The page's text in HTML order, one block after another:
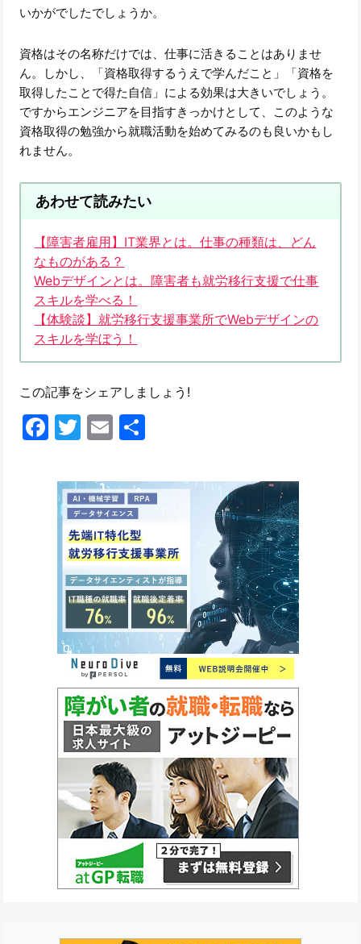
いかがでしたでしょうか。
資格はその名称だけでは、仕事に活きることはありませ
ん。しかし、「資格取得するうえで学んだこと」「資格を
取得したことで得た自信」による効果は大きいでしょう。
ですからエンジニアを目指すきっかけとして、このような
資格取得の勉強から就職活動を始めてみるのも良いかもし
れません。
あわせて読みたい
【障害者雇用】IT業界とは。仕事の種類は、どん
なものがある？
Webデザインとは。障害者も就労移行支援で仕事
スキルを学べる！
【体験談】就労移行支援事業所でWebデザインの
スキルを学ぼう！
この記事をシェアしましょう!
Facebook
Twitter
Email